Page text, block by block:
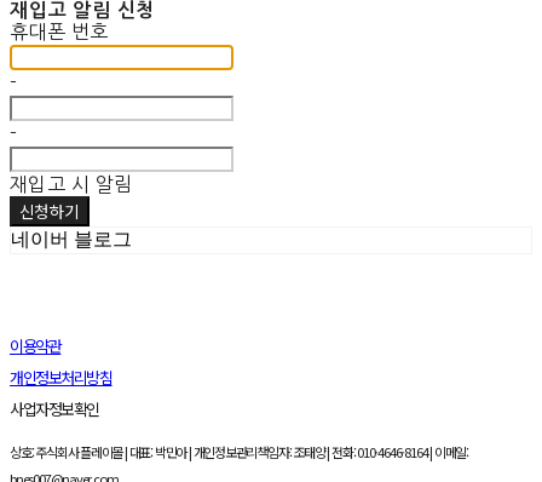
재입고 알림 신청
휴대폰 번호
-
-
재입고 시 알림
신청하기
네이버 블로그
이용약관
개인정보처리방침
사업자정보확인
상호: 주식회사 플레이몰 | 대표: 박민아 | 개인정보관리책임자: 조태양 | 전화: 010-4646-8164 | 이메일: